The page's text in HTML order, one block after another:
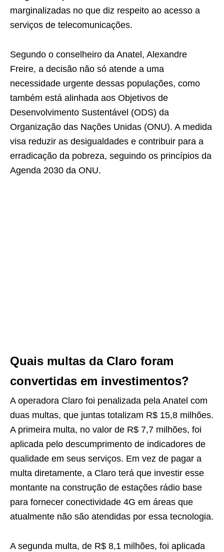
marginalizadas no que diz respeito ao acesso a
serviços de telecomunicações.
Segundo o conselheiro da Anatel, Alexandre
Freire, a decisão não só atende a uma
necessidade urgente dessas populações, como
também está alinhada aos Objetivos de
Desenvolvimento Sustentável (ODS) da
Organização das Nações Unidas (ONU). A medida
visa reduzir as desigualdades e contribuir para a
erradicação da pobreza, seguindo os princípios da
Agenda 2030 da ONU.
Quais multas da Claro foram
convertidas em investimentos?
A operadora Claro foi penalizada pela Anatel com
duas multas, que juntas totalizam R$ 15,8 milhões.
A primeira multa, no valor de R$ 7,7 milhões, foi
aplicada pelo descumprimento de indicadores de
qualidade em seus serviços. Em vez de pagar a
multa diretamente, a Claro terá que investir esse
montante na construção de estações rádio base
para fornecer conectividade 4G em áreas que
atualmente não são atendidas por essa tecnologia.
A segunda multa, de R$ 8,1 milhões, foi aplicada